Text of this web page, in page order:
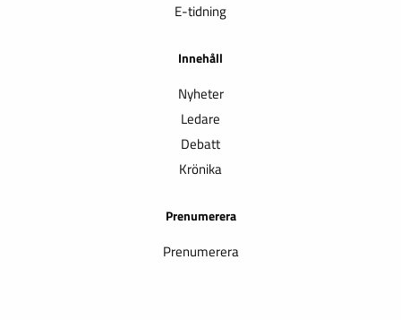
E-tidning
Innehåll
Nyheter
Ledare
Debatt
Krönika
Prenumerera
Prenumerera